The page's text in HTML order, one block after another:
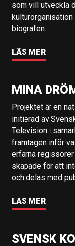
som vill utveckla
biografen.
LÄS MER
MINA
Projektet är en
initierad av
Television i
framtagen inför
erfarna
skapade för att
och delas med
LÄS MER
SVENSK